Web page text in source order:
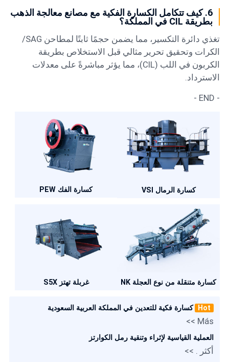
6. كيف تتكامل الكسارة الفكية مع مصانع معالجة الذهب
بطريقة CIL في المملكة؟
تغذي دائرة التكسير، مما يضمن حجمًا ثابتًا لمطاحن SAG/
الكرات وتحقيق تحرير مثالي قبل الاستخلاص بطريقة
الكربون في اللب (CIL)، مما يؤثر مباشرةً على معدلات
الاسترداد.
- END -
كسارة الفك PEW كسارة الرمال VSI
غربلة تهتز S5X كسارة متنقلة من نوع العجلة NK
Hot كسارة فكية للتعدين في المملكة العربية السعودية
Más >>
العملية القياسية لإثراء وتنقية رمل الكوارتز
أكثر . >>